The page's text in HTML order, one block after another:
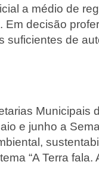
a médio de
decisão
de
Municipais
e junho a
“A Terra fala.